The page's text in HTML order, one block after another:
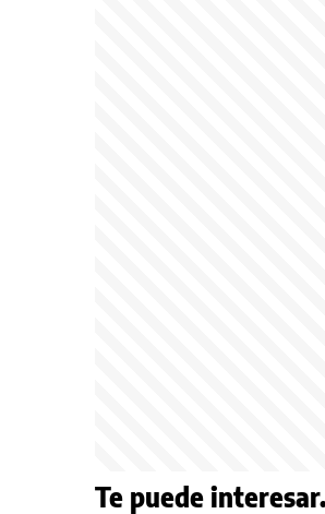
Te puede